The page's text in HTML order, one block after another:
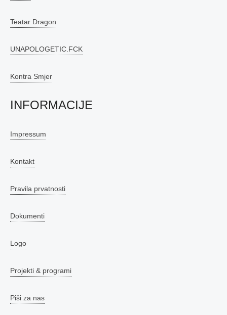
Teatar Dragon
UNAPOLOGETIC.FCK
Kontra Smjer
INFORMACIJE
Impressum
Kontakt
Pravila prvatnosti
Dokumenti
Logo
Projekti & programi
Piši za nas